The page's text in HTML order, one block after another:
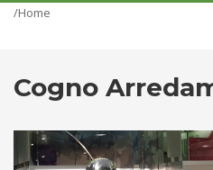
/Home
Cogno